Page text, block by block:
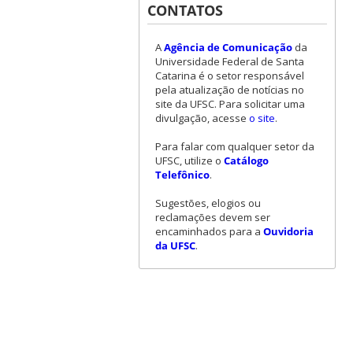
CONTATOS
AAgência de Comunicaçãoda
Universidade Federal de Santa
Catarina é o setor responsável
pela atualização de notícias no
site da UFSC. Para solicitar uma
divulgação, acesse o site.
Para falar com qualquer setor da
UFSC, utilize o Catálogo
Telefônico.
Sugestões, elogios ou
reclamações devem ser
encaminhados para a Ouvidoria
da UFSC.